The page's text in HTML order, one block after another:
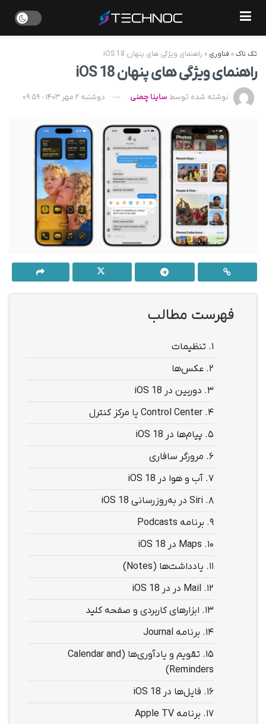
تک ناک» فناوری » راهنمای ویژگی های پنهان iOS 18
راهنمای ویژگی های پنهان iOS 18
نوشته شده توسط ساینا چمنی دوشنبه 2 مهر 1403 - 09:59
فهرست مطالب
1. تنظیمات
2. عکس‌ها
3. دوربین در iOS 18
4. Control Center یا مرکز کنترل
5. پیام‌ها در iOS 18
6. مرورگر سافاری
7. آب و هوا در iOS 18
8. Siri در به‌روزرسانی iOS 18
9. برنامه Podcasts
10. Maps در iOS 18
11. یادداشت‌ها (Notes)
12. Mail در در iOS 18
13. ابزارهای کاربردی و صفحه کلید
14. برنامه Journal
15.
تقویم و یادآوری‌ها (Calendar and
Reminders)
16. فایل‌ها در iOS 18
17. برنامه Apple TV